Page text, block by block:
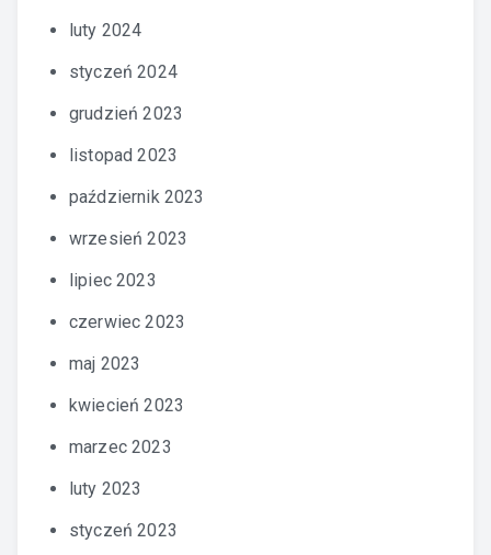
luty 2024
styczeń 2024
grudzień 2023
listopad 2023
październik 2023
wrzesień 2023
lipiec 2023
czerwiec 2023
maj 2023
kwiecień 2023
marzec 2023
luty 2023
styczeń 2023